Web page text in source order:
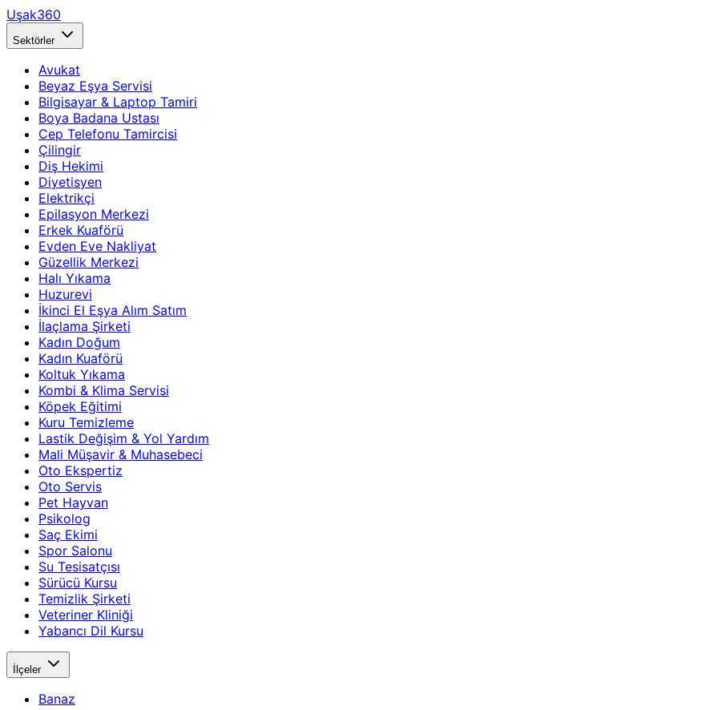
Uşak360
Sektörler
Avukat
Beyaz Eşya Servisi
Bilgisayar & Laptop Tamiri
Boya Badana Ustası
Cep Telefonu Tamircisi
Çilingir
Diş Hekimi
Diyetisyen
Elektrikçi
Epilasyon Merkezi
Erkek Kuaförü
Evden Eve Nakliyat
Güzellik Merkezi
Halı Yıkama
Huzurevi
İkinci El Eşya Alım Satım
İlaçlama Şirketi
Kadın Doğum
Kadın Kuaförü
Koltuk Yıkama
Kombi & Klima Servisi
Köpek Eğitimi
Kuru Temizleme
Lastik Değişim & Yol Yardım
Mali Müşavir & Muhasebeci
Oto Ekspertiz
Oto Servis
Pet Hayvan
Psikolog
Saç Ekimi
Spor Salonu
Su Tesisatçısı
Sürücü Kursu
Temizlik Şirketi
Veteriner Kliniği
Yabancı Dil Kursu
İlçeler
Banaz